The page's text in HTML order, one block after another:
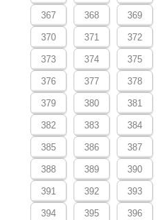
367 368 369
370 371 372
373 374 375
376 377 378
379 380 381
382 383 384
385 386 387
388 389 390
391 392 393
394 395 396